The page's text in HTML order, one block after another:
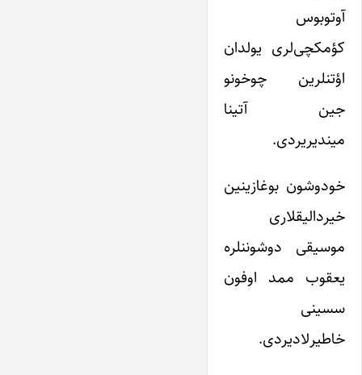
آوتوبوس
کؤمکچی‌لری یولدان
اؤتنلرین چوخونو
جین آتینا
میندیریردی.
خودوشون بوغازینین
خیردالیقلاری
موسیقی دوشوننلره
یعقوب ممد اوفون
سسینی
خاطیرلادیردی.